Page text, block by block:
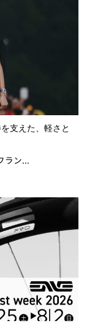
支えた、軽さと
ラン...